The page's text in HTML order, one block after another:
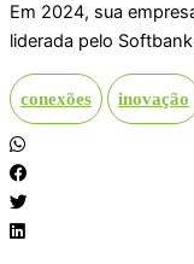
Em 2024, sua
liderada pelo
conexões inovação